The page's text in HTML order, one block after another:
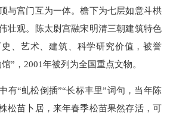
与宫门互为一体。檐下为七层如意斗栱
壮观。陈太尉宫融宋明清三朝建筑特色
、艺术、建筑、科学研究价值，被誉
”，2001年被列为全国重点文物。
“虬松倒插”“长标丰里”词句，当年陈
松苗卜居，来年春季松苗果然存活，可